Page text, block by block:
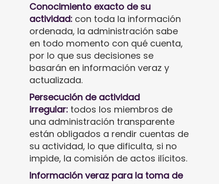
Conocimiento exacto de su
actividad: con toda la información
ordenada, la administración sabe
en todo momento con qué cuenta,
por lo que sus decisiones se
basarán en información veraz y
actualizada.
Persecución de actividad
irregular: todos los miembros de
una administración transparente
están obligados a rendir cuentas de
su actividad, lo que dificulta, si no
impide, la comisión de actos ilícitos.
Información veraz para la toma de